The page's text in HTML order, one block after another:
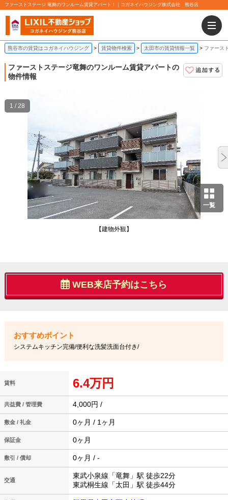
ファーストステージ 竜舞のワンルーム賃貸アパート！｜コガネイハウジング株式会社 熊谷店
熊谷市の賃貸はコガネイハウジング 賃貸物件検索 太田市の賃貸情報一覧 ファース
ファーストステージ竜舞のワンルーム賃貸アパートの
物件情報
一覧
【建物外観】
1 / 28
WEB来店予約はこちら
システムキッチン完備/便利な洗髪洗面台付き/
賃料 6.4万円
共益費 / 管理費 4,000円 /
敷金 / 礼金 0ヶ月 / 1ヶ月
保証金 0ヶ月
敷引 / 償却 0ヶ月 / -
交通
東武小泉線「竜舞」駅 徒歩22分
東武桐生線「太田」駅 徒歩44分